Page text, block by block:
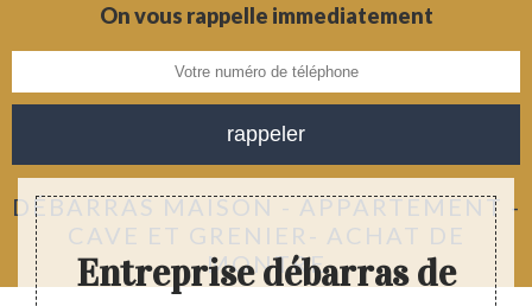
On vous rappelle immediatement
DÉBARRAS MAISON - APPARTEMENT -
CAVE ET GRENIER- ACHAT DE
MONTRE
Entreprise débarras de